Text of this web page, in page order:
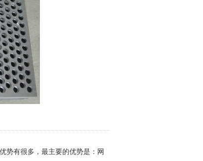
势有很多，最主要的优势是：网